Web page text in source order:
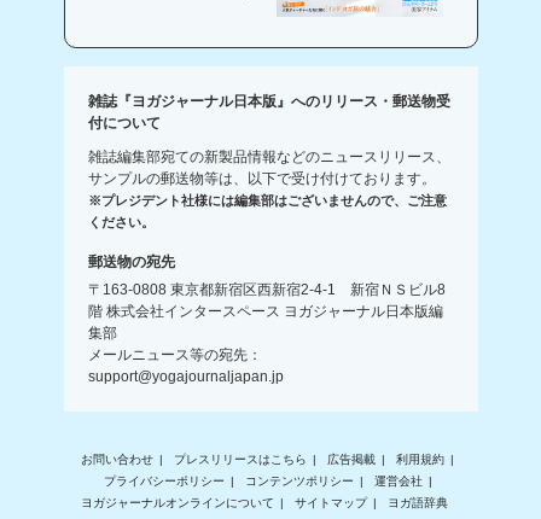
雑誌『ヨガジャーナル日本版』へのリリース・郵送物受
付について
雑誌編集部宛ての新製品情報などのニュースリリース、
サンプルの郵送物等は、以下で受け付けております。
※プレジデント社様には編集部はございませんので、ご注意
ください。
郵送物の宛先
〒163-0808 東京都新宿区西新宿2-4-1 新宿ＮＳビル8
階 株式会社インタースペース ヨガジャーナル日本版編
集部
メールニュース等の宛先：
support@yogajournaljapan.jp
お問い合わせ プレスリリースはこちら 広告掲載
利用規約
プライバシーポリシー
コンテンツポリシー
運営会社
ヨガジャーナルオンラインについて
サイトマップ ヨガ語辞典